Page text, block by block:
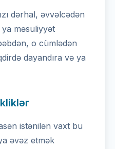
dərhal, əvvəlcədən
məsuliyyət
o cümlədən
dayandıra və ya
istənilən vaxt bu
əvəz etmək